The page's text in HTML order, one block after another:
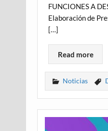
FUNCIONES A
Elaboración de
[…]
Read more
Noticias